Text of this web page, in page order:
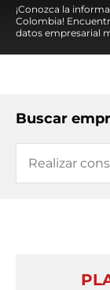
¡Conozca la
Colombia!
datos empresarial
Buscar